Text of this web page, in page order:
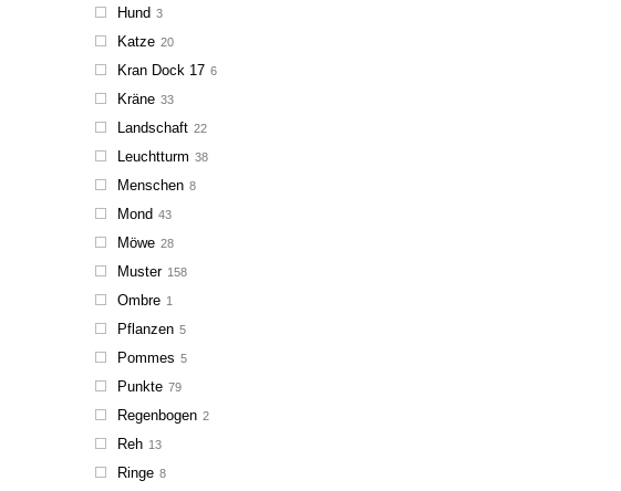
Hund 3
Katze 20
Kran Dock 17 6
Kräne 33
Landschaft 22
Leuchtturm 38
Menschen 8
Mond 43
Möwe 28
Muster 158
Ombre 1
Pflanzen 5
Pommes 5
Punkte 79
Regenbogen 2
Reh 13
Ringe 8